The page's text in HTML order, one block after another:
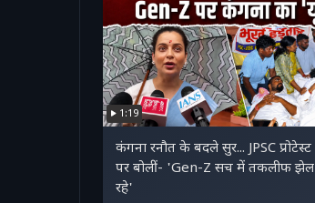
1:19
कंगना रनौत के बदले सुर... JPSC प्रोटेस्‍ट
पर बोलीं- 'Gen-Z सच में तकलीफ झेल
रहे'